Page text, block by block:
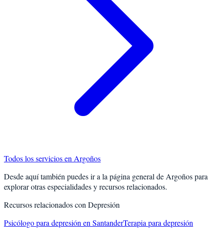
Todos los servicios en Argoños
Desde aquí también puedes ir a la página general de Argoñospara
explorar otras especialidades y recursos relacionados.
Recursos relacionados con Depresión
Psicólogo para depresión en SantanderTerapia para depresión